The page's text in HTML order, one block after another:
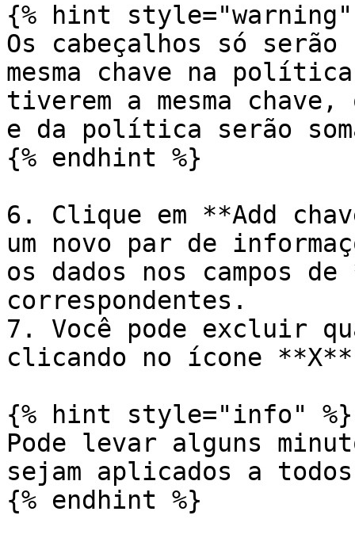
{% hint style="warning"
Os cabeçalhos só
mesma chave na
tiverem a mesma
e da política serão
{% endhint %}
6. Clique em **Add
um novo par de
os dados nos campos
correspondentes.
7. Você pode excluir
clicando no ícone
{% hint style="info" %}
Pode levar alguns
sejam aplicados a
{% endhint %}